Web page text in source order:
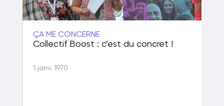
ÇA ME CONCERNE
Collectif Boost : c’est du concret !
1 janv. 1970